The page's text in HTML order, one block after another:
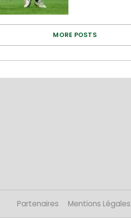
MORE POSTS
Partenaires Mentions Légales